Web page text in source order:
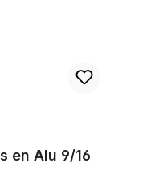
en Alu 9/16